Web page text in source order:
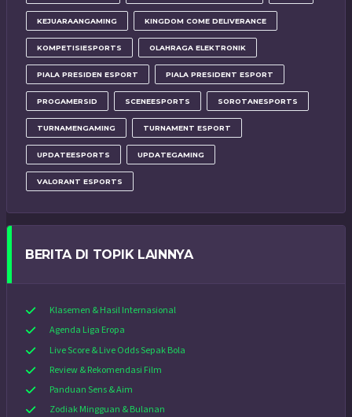
KEJUARAANGAMING KINGDOM COME DELIVERANCE
KOMPETISIESPORTS OLAHRAGA ELEKTRONIK
PIALA PRESIDEN ESPORT PIALA PRESIDENT ESPORT
PROGAMERSID SCENEESPORTS SOROTANESPORTS
TURNAMENGAMING TURNAMENT ESPORT
UPDATEESPORTS UPDATEGAMING
VALORANT ESPORTS
BERITA DI TOPIK LAINNYA
Klasemen & Hasil Internasional
Agenda Liga Eropa
Live Score & Live Odds Sepak Bola
Review & Rekomendasi Film
Panduan Sens & Aim
Zodiak Mingguan & Bulanan